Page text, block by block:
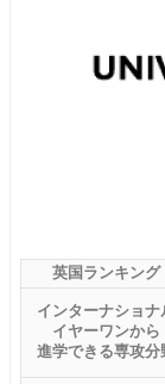
英国ランキング
インターナショナ
イヤーワンから
進学できる専攻分